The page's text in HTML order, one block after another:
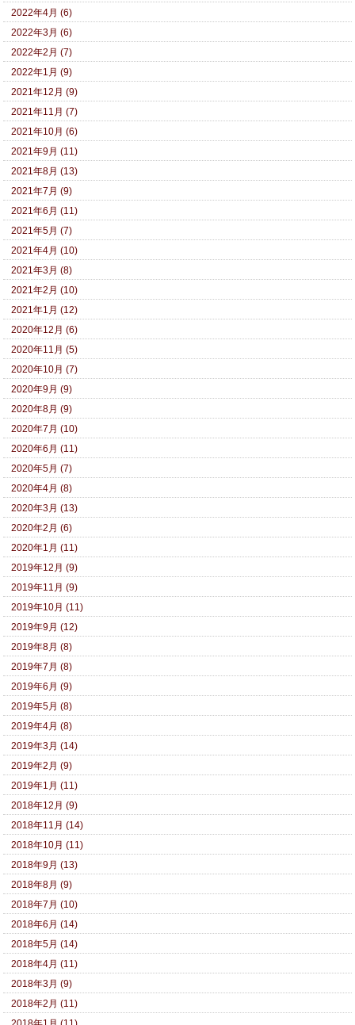
2022年4月 (6)
2022年3月 (6)
2022年2月 (7)
2022年1月 (9)
2021年12月 (9)
2021年11月 (7)
2021年10月 (6)
2021年9月 (11)
2021年8月 (13)
2021年7月 (9)
2021年6月 (11)
2021年5月 (7)
2021年4月 (10)
2021年3月 (8)
2021年2月 (10)
2021年1月 (12)
2020年12月 (6)
2020年11月 (5)
2020年10月 (7)
2020年9月 (9)
2020年8月 (9)
2020年7月 (10)
2020年6月 (11)
2020年5月 (7)
2020年4月 (8)
2020年3月 (13)
2020年2月 (6)
2020年1月 (11)
2019年12月 (9)
2019年11月 (9)
2019年10月 (11)
2019年9月 (12)
2019年8月 (8)
2019年7月 (8)
2019年6月 (9)
2019年5月 (8)
2019年4月 (8)
2019年3月 (14)
2019年2月 (9)
2019年1月 (11)
2018年12月 (9)
2018年11月 (14)
2018年10月 (11)
2018年9月 (13)
2018年8月 (9)
2018年7月 (10)
2018年6月 (14)
2018年5月 (14)
2018年4月 (11)
2018年3月 (9)
2018年2月 (11)